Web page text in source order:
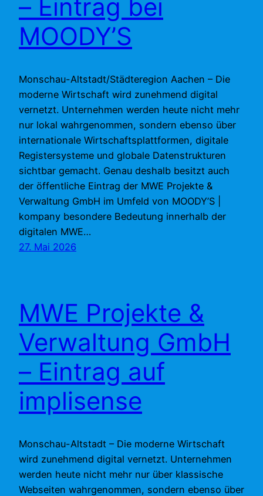
– Eintrag bei
MOODY’S
Monschau-Altstadt/Städteregion Aachen – Die
moderne Wirtschaft wird zunehmend digital
vernetzt. Unternehmen werden heute nicht mehr
nur lokal wahrgenommen, sondern ebenso über
internationale Wirtschaftsplattformen, digitale
Registersysteme und globale Datenstrukturen
sichtbar gemacht. Genau deshalb besitzt auch
der öffentliche Eintrag der MWE Projekte &
Verwaltung GmbH im Umfeld von MOODY’S |
kompany besondere Bedeutung innerhalb der
digitalen MWE…
27. Mai 2026
MWE Projekte &
Verwaltung GmbH
– Eintrag auf
implisense
Monschau-Altstadt – Die moderne Wirtschaft
wird zunehmend digital vernetzt. Unternehmen
werden heute nicht mehr nur über klassische
Webseiten wahrgenommen, sondern ebenso über